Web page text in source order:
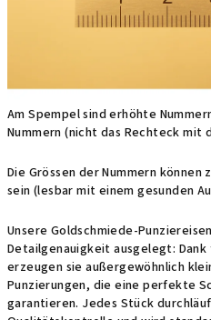
Am Spempel sind erhöhte
Nummern (nicht das Rechteck mit
Die Grössen der Nummern
sein (lesbar mit einem gesunden
Unsere Goldschmiede-
Detailgenauigkeit ausgelegt:
erzeugen sie außergewöhnlich
Punzierungen, die eine perfekte
garantieren. Jedes Stück